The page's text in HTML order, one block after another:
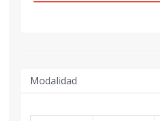
Modalidad